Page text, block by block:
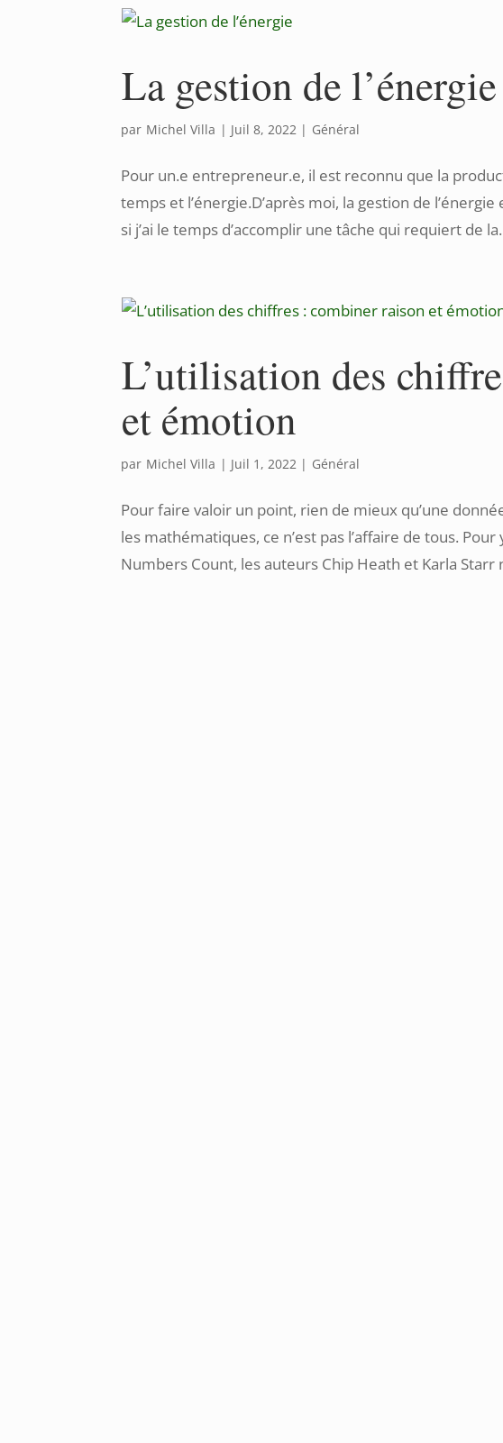
La gestion de l’énergie
par Michel Villa | Juil 8, 2022 | Général
Pour un.e entrepreneur.e, il est reconnu que la
temps et l’énergie.D’après moi, la gestion de
si j’ai le temps d’accomplir une tâche qui requiert de
L’utilisation des
et émotion
par Michel Villa | Juil 1, 2022 | Général
Pour faire valoir un point, rien de mieux qu’une
les mathématiques, ce n’est pas l’affaire de tous.
Numbers Count, les auteurs Chip Heath et Karla Starr